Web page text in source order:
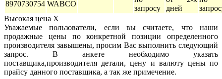
8970730754 WABCO
запросу
дней
Высокая цена X
Уважаемые пользователи, если вы считаете, что наши
продажные цены по конкретной позиции определенного
производителя завышены, просим Вас выполнить следующий
запрос. В анкете необходимо указать
поставщика,производителя детали, цену и валюту цены по
прайсу данного поставщика, а так же примечение.